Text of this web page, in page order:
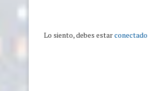
Lo siento, debes estarconectado